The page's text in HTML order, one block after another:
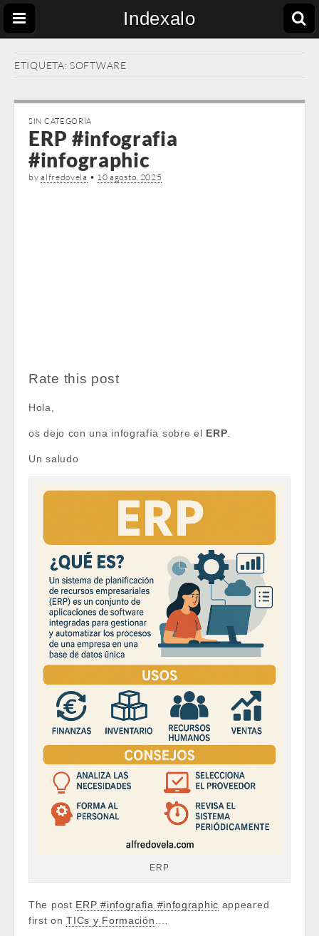
Indexalo
ETIQUETA: SOFTWARE
SIN CATEGORÍA
ERP #infografia
#infographic
byalfredovela • 10 agosto, 2025
Rate this post
Hola,
os dejo con una infografía sobre el ERP
Un saludo
ERP
The post ERP #infografia #infographic appeared
first onTICs y Formación